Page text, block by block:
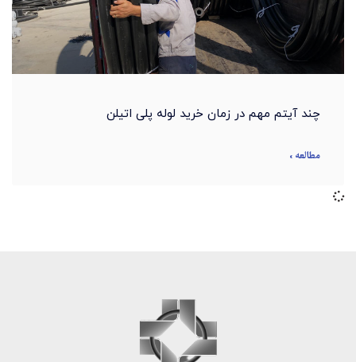
چند آیتم مهم در زمان خرید لوله پلی اتیلن
مطالعه »